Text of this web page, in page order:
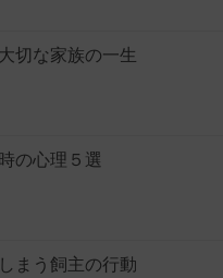
切な家族の一生
の心理５選
まう飼主の行動